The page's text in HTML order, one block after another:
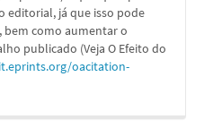
editorial, já que isso pode
bem como aumentar o
publicado (Veja O Efeito do
oacitation-